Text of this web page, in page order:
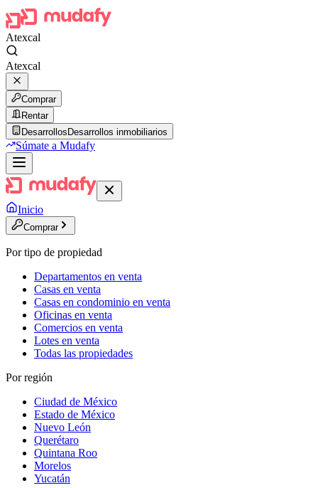
Atexcal
Atexcal
Comprar
Rentar
Desarrollos Desarrollos inmobiliarios
Súmate a Mudafy
Inicio
Comprar
Por tipo de propiedad
Departamentos en venta
Casas en venta
Casas en condominio en venta
Oficinas en venta
Comercios en venta
Lotes en venta
Todas las propiedades
Por región
Ciudad de México
Estado de México
Nuevo León
Querétaro
Quintana Roo
Morelos
Yucatán